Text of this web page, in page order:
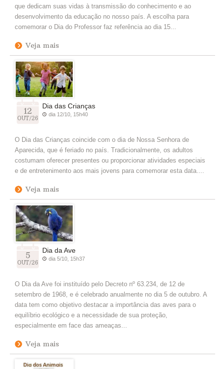
que dedicam suas vidas à transmissão do conhecimento e ao
desenvolvimento da educação no nosso país. A escolha para
comemorar o Dia do Professor faz referência ao dia 15...
Veja mais
12
OUT/26
Dia das Crianças
dia 12/10, 15h40
O Dia das Crianças coincide com o dia de Nossa Senhora de
Aparecida, que é feriado no país. Tradicionalmente, os adultos
costumam oferecer presentes ou proporcionar atividades especiais
e de entretenimento aos mais jovens para comemorar esta data....
Veja mais
5
OUT/26
Dia da Ave
dia 5/10, 15h37
O Dia da Ave foi instituído pelo Decreto nº 63.234, de 12 de
setembro de 1968, e é celebrado anualmente no dia 5 de outubro. A
data tem como objetivo destacar a importância das aves para o
equilíbrio ecológico e a necessidade de sua proteção,
especialmente em face das ameaças...
Veja mais